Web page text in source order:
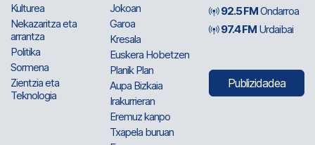
Kulturea
Nekazaritza eta
arrantza
Politika
Sormena
Zientzia eta
Teknologia
Jokoan
Garoa
Kresala
Euskera Hobetzen
Planik Plan
Aupa Bizkaia
Irakurrieran
Eremuz kanpo
Txapela buruan
92.5 FMOndarroa
97.4 FM Urdaibai
Publizidadea